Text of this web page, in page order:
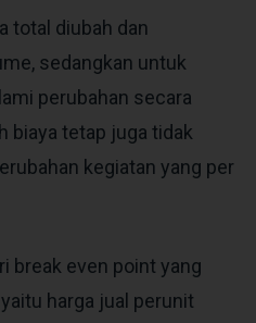
total diubah dan
sedangkan untuk
perubahan secara
biaya tetap juga tidak
kegiatan yang per
break even point yang
harga jual perunit